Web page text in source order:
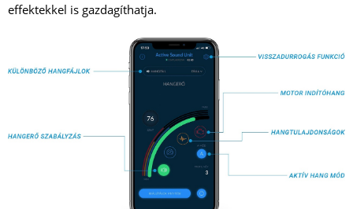
effektekkel is gazdagíthatja.